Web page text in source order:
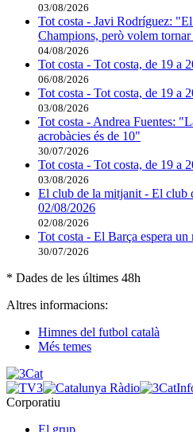
03/08/2026
Tot costa - Javi Rodríguez:
Champions, però volem
04/08/2026
Tot costa - Tot costa, de 19 a
06/08/2026
Tot costa - Tot costa, de 19 a
03/08/2026
Tot costa - Andrea Fuentes:
acrobàcies és de 10"
30/07/2026
Tot costa - Tot costa, de 19 a
03/08/2026
El club de la mitjanit - El club
02/08/2026
02/08/2026
Tot costa - El Barça espera un
30/07/2026
* Dades de les últimes 48h
Altres informacions:
Himnes del futbol català
Més temes
Corporatiu
El grup